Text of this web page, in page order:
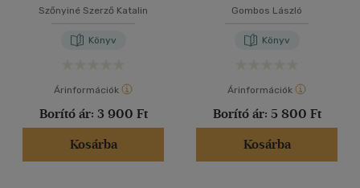
Szőnyiné Szerző Katalin
Könyv
Árinformációk
Borító ár: 3 900 Ft
Kosárba
Gombos László
Könyv
Árinformációk
Borító ár: 5 800 Ft
Kosárba